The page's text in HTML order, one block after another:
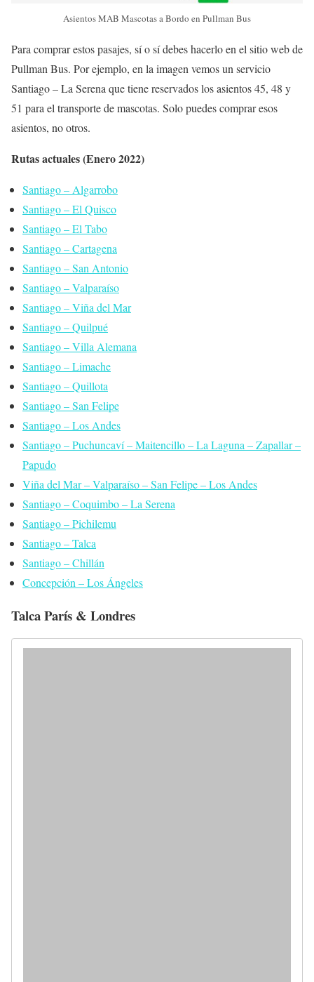
Asientos MAB Mascotas a Bordo en Pullman Bus
Para comprar estos pasajes, sí o sí debes hacerlo en el sitio web de
Pullman Bus. Por ejemplo, en la imagen vemos un servicio
Santiago – La Serena que tiene reservados los asientos 45, 48 y
51 para el transporte de mascotas. Solo puedes comprar esos
asientos, no otros.
Rutas actuales (Enero 2022)
Santiago – Algarrobo
Santiago – El Quisco
Santiago – El Tabo
Santiago – Cartagena
Santiago – San Antonio
Santiago – Valparaíso
Santiago – Viña del Mar
Santiago – Quilpué
Santiago – Villa Alemana
Santiago – Limache
Santiago – Quillota
Santiago – San Felipe
Santiago – Los Andes
Santiago – Puchuncaví – Maitencillo – La Laguna – Zapallar –
Papudo
Viña del Mar – Valparaíso – San Felipe – Los Andes
Santiago – Coquimbo – La Serena
Santiago – Pichilemu
Santiago – Talca
Santiago – Chillán
Concepción – Los Ángeles
Talca París & Londres